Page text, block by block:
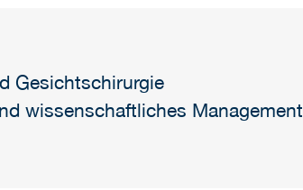
Gesichtschirurgie
wissenschaftliches Management